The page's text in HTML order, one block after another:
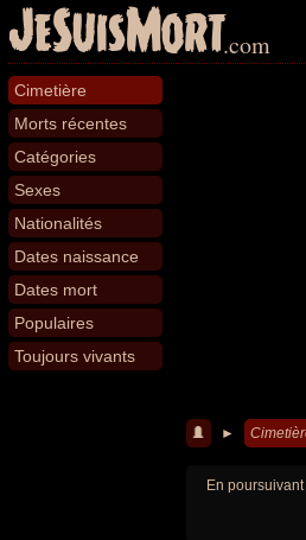
JeSuisMort.com
Cimetière
Morts récentes
Catégories
Sexes
Nationalités
Dates naissance
Dates mort
Populaires
Toujours vivants
►
En